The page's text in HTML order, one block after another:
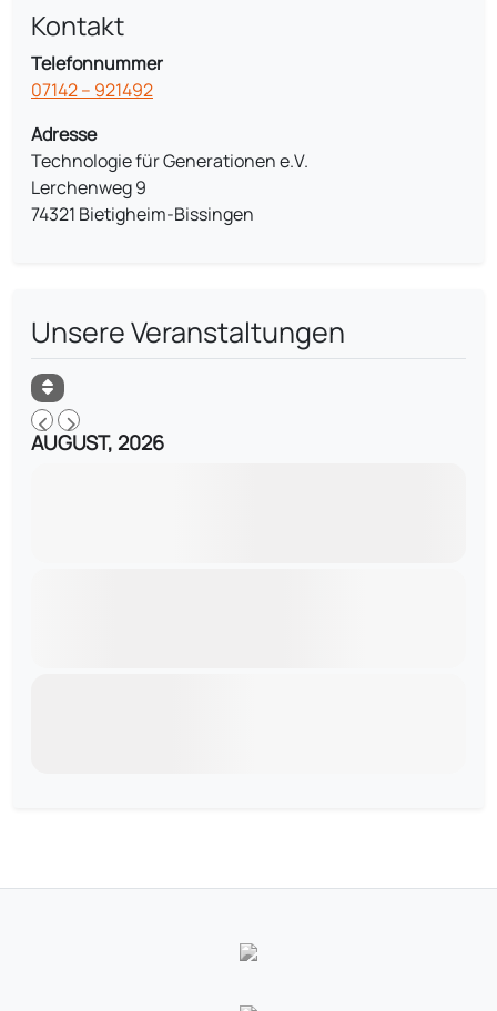
Kontakt
Telefonnummer
07142 – 921492
Adresse
Technologie für Generationen e.V.
Lerchenweg 9
74321 Bietigheim-Bissingen
Unsere Veranstaltungen
AUGUST, 2026